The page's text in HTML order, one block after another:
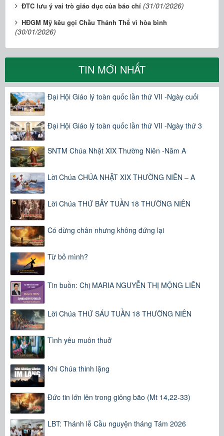
ĐTC lưu ý vai trò giáo dục của báo chí (31/01/2026)
HĐGM Mỹ kêu gọi Chầu Thánh Thể vì hòa bình
(30/01/2026)
TIN MỚI NHẤT
Đại Hội Giáo lý toàn quốc lần thứ VII -Ngày cuối
Đại Hội Giáo lý toàn quốc lần thứ VII -Ngày thứ 3
SNTM Chúa Nhật XIX Thường Niên -Năm A
Lời Chúa CHÚA NHẬT XIX THƯỜNG NIÊN – A
Lời Chúa THỨ BẢY TUẦN 18 THƯỜNG NIÊN
Có dừng chân nhưng không đứng lại
Từ bỏ mình?
Tin buồn: Chị MARIA NGUYỄN THỊ MỘNG LIÊN
Lời Chúa THỨ SÁU TUẦN 18 THƯỜNG NIÊN
Tình yêu muôn thuở
Khi Chúa thinh lặng
Đức tin lớn lên trong giông bão (Mt 14,22-33)
LBT: Thánh lễ Cầu nguyện tháng Tám 2026